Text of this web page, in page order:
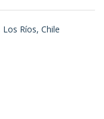
Ríos, Chile